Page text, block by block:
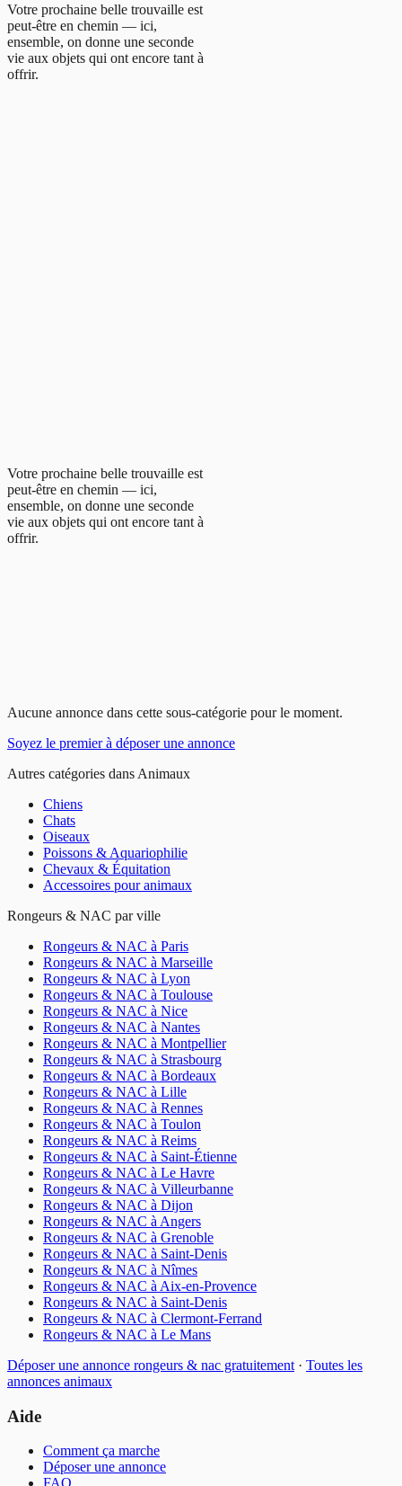
Votre prochaine belle trouvaille est
peut-être en chemin — ici,
ensemble, on donne une seconde
vie aux objets qui ont encore tant à
offrir.
Votre prochaine belle trouvaille est
peut-être en chemin — ici,
ensemble, on donne une seconde
vie aux objets qui ont encore tant à
offrir.
Aucune annonce dans cette sous-catégorie pour le moment.
Soyez le premier à déposer une annonce
Autres catégories dans Animaux
Chiens
Chats
Oiseaux
Poissons & Aquariophilie
Chevaux & Équitation
Accessoires pour animaux
Rongeurs & NAC par ville
Rongeurs & NAC à Paris
Rongeurs & NAC à Marseille
Rongeurs & NAC à Lyon
Rongeurs & NAC à Toulouse
Rongeurs & NAC à Nice
Rongeurs & NAC à Nantes
Rongeurs & NAC à Montpellier
Rongeurs & NAC à Strasbourg
Rongeurs & NAC à Bordeaux
Rongeurs & NAC à Lille
Rongeurs & NAC à Rennes
Rongeurs & NAC à Toulon
Rongeurs & NAC à Reims
Rongeurs & NAC à Saint-Étienne
Rongeurs & NAC à Le Havre
Rongeurs & NAC à Villeurbanne
Rongeurs & NAC à Dijon
Rongeurs & NAC à Angers
Rongeurs & NAC à Grenoble
Rongeurs & NAC à Saint-Denis
Rongeurs & NAC à Nîmes
Rongeurs & NAC à Aix-en-Provence
Rongeurs & NAC à Saint-Denis
Rongeurs & NAC à Clermont-Ferrand
Rongeurs & NAC à Le Mans
Déposer une annonce rongeurs & nac gratuitement · Toutes les
annonces animaux
Aide
Comment ça marche
Déposer une annonce